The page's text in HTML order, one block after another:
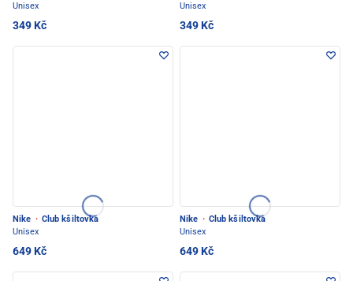
Unisex
349 Kč
Unisex
349 Kč
Nike · Club kšiltovka
Unisex
649 Kč
Nike · Club kšiltovka
Unisex
649 Kč